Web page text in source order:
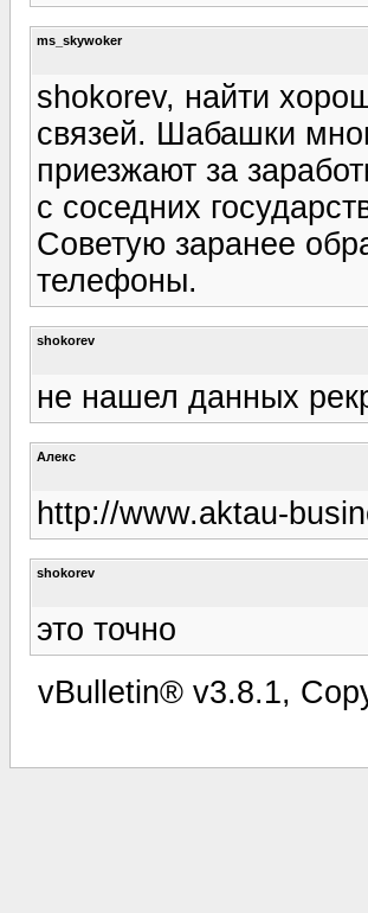
ms_skywoker
shokorev, найти
связей. Шабашки
приезжают за
с соседних
Советую заранее
телефоны.
shokorev
не нашел данных
Алекс
http://www.aktau-
shokorev
это точно
vBulletin® v3.8.1,